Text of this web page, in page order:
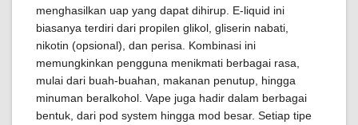
menghasilkan uap yang dapat dihirup. E-liquid ini
biasanya terdiri dari propilen glikol, gliserin nabati,
nikotin (opsional), dan perisa. Kombinasi ini
memungkinkan pengguna menikmati berbagai rasa,
mulai dari buah-buahan, makanan penutup, hingga
minuman beralkohol. Vape juga hadir dalam berbagai
bentuk, dari pod system hingga mod besar. Setiap tipe